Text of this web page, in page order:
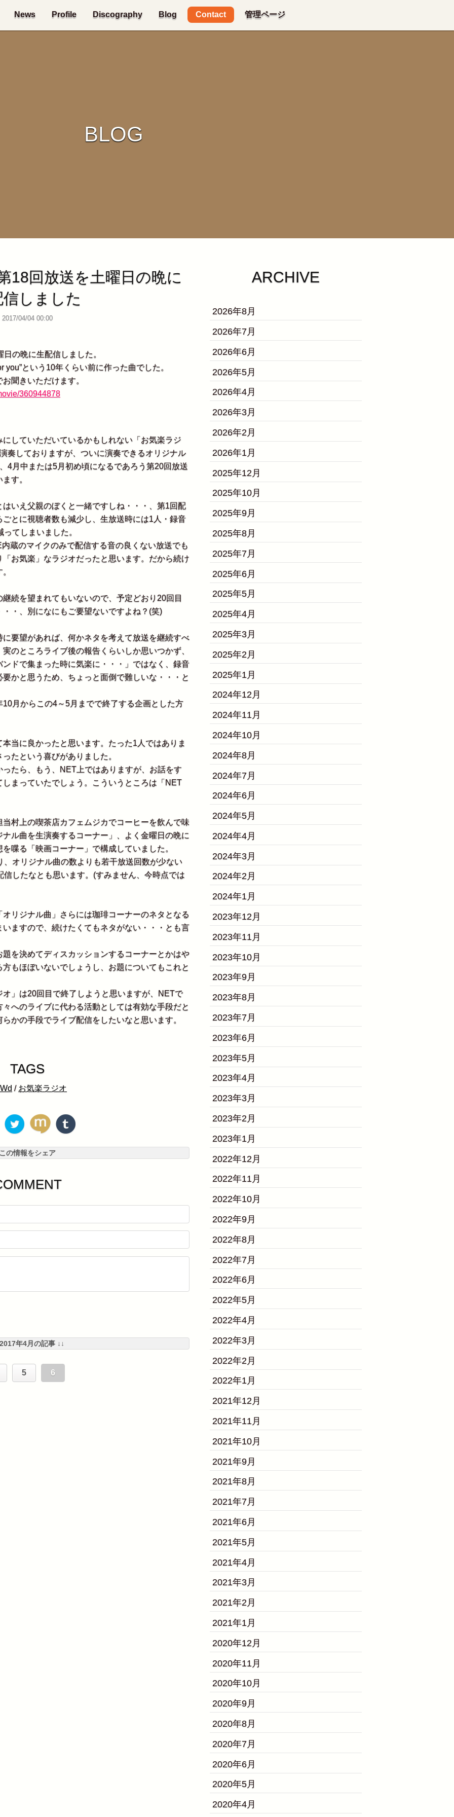
News Profile Discography Blog Contact 管理ページ
BLOG
18回放送を土曜日の晩に
しました
2017/04/04 00:00
の晩に生配信しました。
という10年くらい前に作った曲でした。
聞きいただけます。
360944878
していただいているかもしれない「お気楽ラジ
奏しておりますが、ついに演奏できるオリジナル
4月中または5月初め頃になるであろう第20回放送
す。
いえ父親のぼくと一緒ですしね・・・、第1回配
とに視聴者数も減少し、生放送時には1人・録音
てしまいました。
のマイクのみで配信する音の良くない放送でも
お気楽」なラジオだったと思います。だから続け
続を望まれてもいないので、予定どおり20回目
・、別になにもご要望ないですよね？(笑)
要望があれば、何かネタを考えて放送を継続すべ
のところライブ後の報告くらいしか思いつかず、
ドで集まった時に気楽に・・・」ではなく、録音
かと思うため、ちょっと面倒で難しいな・・・と
月からこの4～5月までで終了する企画とした方
当に良かったと思います。たった1人ではありま
たという喜びがありました。
たら、もう、NET上ではありますが、お話をす
まっていたでしょう。こういうところは「NET
村上の喫茶店カフェムジカでコーヒーを飲んで味
ル曲を生演奏するコーナー」、よく金曜日の晩に
喋る「映画コーナー」で構成していました。
オリジナル曲の数よりも若干放送回数が少ない
したなとも思います。(すみません、今時点では
リジナル曲」さらには珈琲コーナーのネタとなる
ますので、続けたくてもネタがない・・・とも言
を決めてディスカッションするコーナーとかはや
もほぼいないでしょうし、お題についてもこれと
」は20回目で終了しようと思いますが、NETで
へのライブに代わる活動としては有効な手段だと
かの手段でライブ配信をしたいなと思います。
TAGS
/ お気楽ラジオ
の情報をシェア
年4月の記事 ↓↓
5 6
ARCHIVE
2026年8月
2026年7月
2026年6月
2026年5月
2026年4月
2026年3月
2026年2月
2026年1月
2025年12月
2025年10月
2025年9月
2025年8月
2025年7月
2025年6月
2025年5月
2025年4月
2025年3月
2025年2月
2025年1月
2024年12月
2024年11月
2024年10月
2024年8月
2024年7月
2024年6月
2024年5月
2024年4月
2024年3月
2024年2月
2024年1月
2023年12月
2023年11月
2023年10月
2023年9月
2023年8月
2023年7月
2023年6月
2023年5月
2023年4月
2023年3月
2023年2月
2023年1月
2022年12月
2022年11月
2022年10月
2022年9月
2022年8月
2022年7月
2022年6月
2022年5月
2022年4月
2022年3月
2022年2月
2022年1月
2021年12月
2021年11月
2021年10月
2021年9月
2021年8月
2021年7月
2021年6月
2021年5月
2021年4月
2021年3月
2021年2月
2021年1月
2020年12月
2020年11月
2020年10月
2020年9月
2020年8月
2020年7月
2020年6月
2020年5月
2020年4月